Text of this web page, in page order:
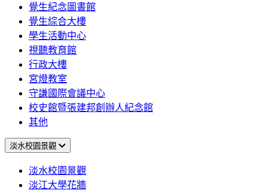
覺生紀念圖書館
覺生綜合大樓
學生活動中心
視聽教育館
行政大樓
宮燈教室
守謙國際會議中心
校史館暨張建邦創辦人紀念館
其他
淡水校園景觀
淡水校園景觀
淡江大學花牆